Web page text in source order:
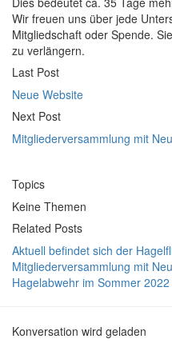
Wir freuen uns über jede
Mitgliedschaft oder Spende.
zu verlängern.
Last Post
Neue Website
Next Post
Mitgliederversammlung mit
Topics
Keine Themen
Related Posts
Aktuell befindet sich der
Mitgliederversammlung mit
Hagelabwehr im Sommer 2022
Konversation wird geladen